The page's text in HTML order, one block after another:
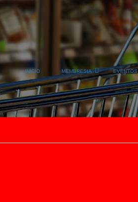
INICIO MEMBRESIA EVENTOS